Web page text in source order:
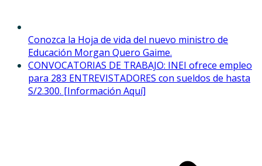
Conozca la Hoja de vida del nuevo ministro de
Educación Morgan Quero Gaime.
CONVOCATORIAS DE TRABAJO: INEI ofrece empleo
para 283 ENTREVISTADORES con sueldos de hasta
S/2.300. [Información Aquí]